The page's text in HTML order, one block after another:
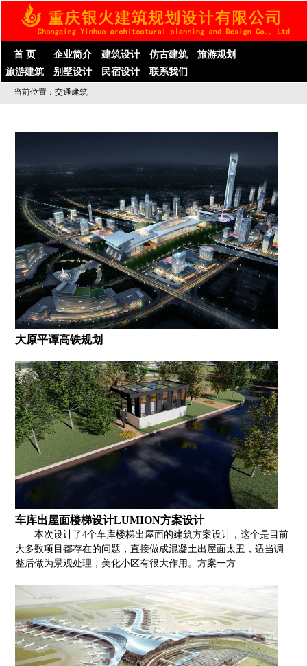
首 页 企业简介 建筑设计 仿古建筑
旅游规划
旅游建筑
别墅设计 民宿设计 联系我们
当前位置：交通建筑
大原平谭高铁规划
车库出屋面楼梯设计LUMION方案设计
本次设计了4个车库楼梯出屋面的建筑方案设计，这个是目前
大多数项目都存在的问题，直接做成混凝土出屋面太丑，适当调
整后做为景观处理，美化小区有很大作用。方案一方...